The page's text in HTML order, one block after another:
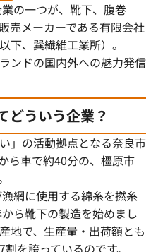
の一つが、靴下、腹巻
売メーカーである有限会社
以下、巽繊維工業所）。
ンドの国内外への魅力発信
どういう企業？
」の活動拠点となる奈良市
ら車で約40分の、橿原市
網に使用する綿糸を撚糸
ら靴下の製造を始めまし
地で、生産量・出荷額とも
を誇っているのです。